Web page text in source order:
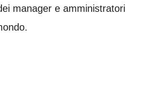
manager e amministratori